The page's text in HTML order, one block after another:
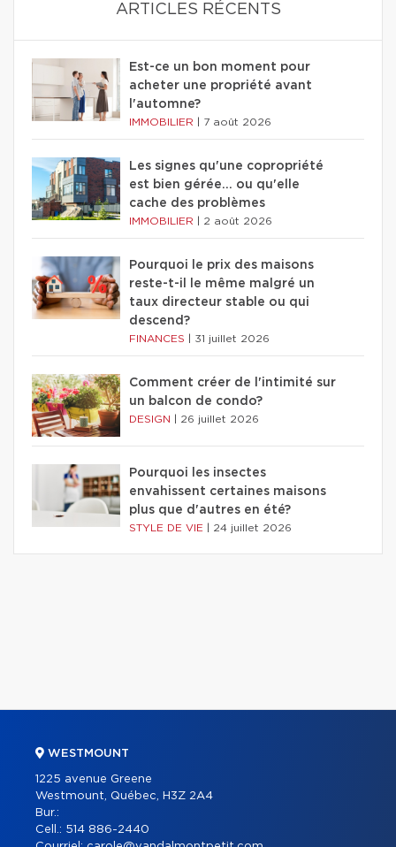
ARTICLES RÉCENTS
Est-ce un bon moment pour
acheter une propriété avant
l'automne?
IMMOBILIER 7 août 2026
Les signes qu'une copropriété
est bien gérée… ou qu'elle
cache des problèmes
IMMOBILIER 2 août 2026
Pourquoi le prix des maisons
reste-t-il le même malgré un
taux directeur stable ou qui
descend?
FINANCES 31 juillet 2026
Comment créer de l'intimité sur
un balcon de condo?
DESIGN 26 juillet 2026
Pourquoi les insectes
envahissent certaines maisons
plus que d'autres en été?
STYLE DE VIE 24 juillet 2026
WESTMOUNT
1225 avenue Greene
Westmount, Québec, H3Z 2A4
Bur.:
Cell.: 514 886-2440